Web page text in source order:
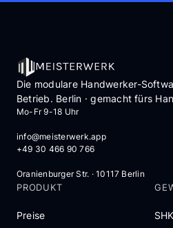
Die modulare Handwerker-
Betrieb. Berlin · gemacht fürs
Mo-Fr 9-18 Uhr
info@meisterwerk.app
+49 30 466 90 766
Oranienburger Str. · 10117 Berlin
PRODUKT
Preise
SHK